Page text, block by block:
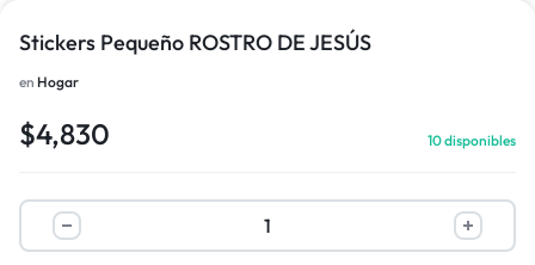
Stickers Pequeño ROSTRO DE JESÚS
en Hogar
$4,830 10 disponibles